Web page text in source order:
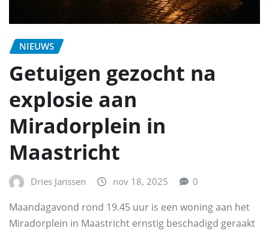
NIEUWS
Getuigen gezocht na
explosie aan
Miradorplein in
Maastricht
Dries Janssen nov 18, 2025 0
Maandagavond rond 19.45 uur is een woning aan het
Miradorplein in Maastricht ernstig beschadigd geraakt